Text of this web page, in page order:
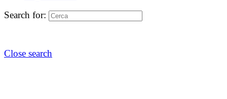
Search for:
Close search